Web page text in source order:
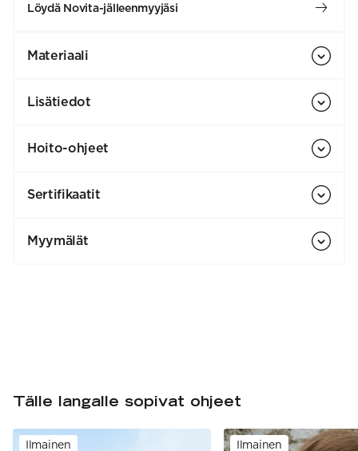
Löydä Novita-jälleenmyyjäsi
Materiaali
Lisätiedot
Hoito-ohjeet
Sertifikaatit
Myymälät
Tälle langalle sopivat ohjeet
Ilmainen Ilmainen